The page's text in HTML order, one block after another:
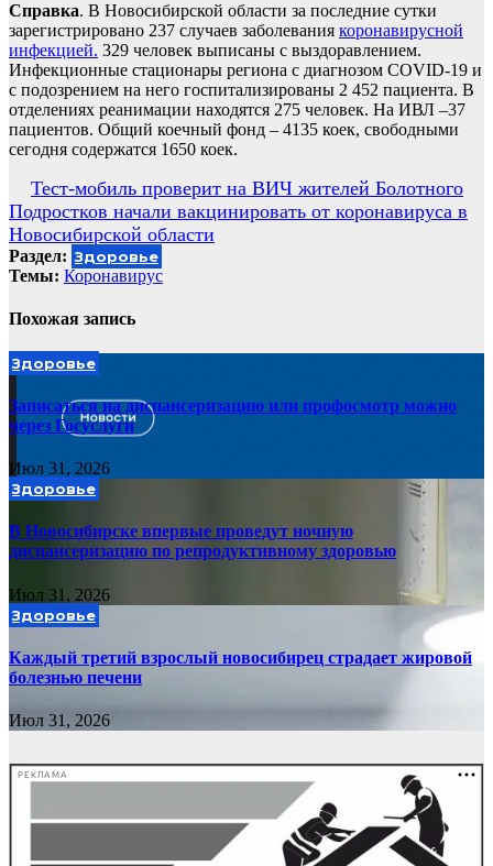
Справка. В Новосибирской области за последние сутки
зарегистрировано 237 случаев заболевания коронавирусной
инфекцией. 329 человек выписаны с выздоравлением.
Инфекционные стационары региона с диагнозом COVID-19 и
с подозрением на него госпитализированы 2 452 пациента. В
отделениях реанимации находятся 275 человек. На ИВЛ –37
пациентов. Общий коечный фонд – 4135 коек, свободными
сегодня содержатся 1650 коек.
Навигация
по
записям
Тест-мобиль проверит на ВИЧ жителей Болотного
Подростков начали вакцинировать от коронавируса в
Новосибирской области
Раздел: Здоровье
Темы: Коронавирус
Похожая запись
Здоровье
Записаться на диспансеризацию или профосмотр можно
через Госуслуги
Июл 31, 2026
Здоровье
В Новосибирске впервые проведут ночную
диспансеризацию по репродуктивному здоровью
Июл 31, 2026
Здоровье
Каждый третий взрослый новосибирец страдает жировой
болезнью печени
Июл 31, 2026
РЕКЛАМА